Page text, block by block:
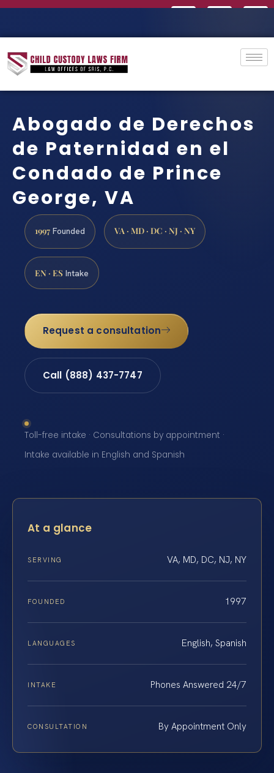
Abogado de Derechos
de Paternidad en el
Condado de Prince
George, VA
1997 Founded VA · MD · DC · NJ · NY
EN · ES Intake
Request a consultation
Call (888) 437-7747
Toll-free intake · Consultations by appointment ·
Intake available in English and Spanish
At a glance
SERVING VA, MD, DC, NJ, NY
FOUNDED 1997
LANGUAGES English, Spanish
INTAKE Phones Answered 24/7
CONSULTATION By Appointment Only